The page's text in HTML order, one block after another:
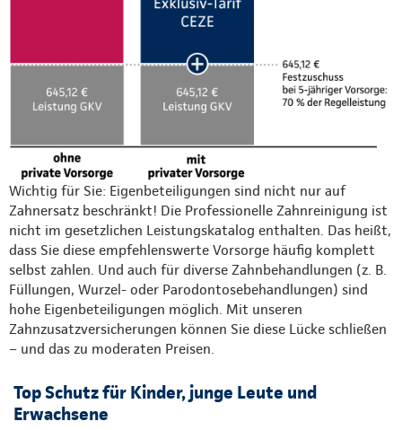
Wichtig für Sie: Eigenbeteiligungen sind nicht nur auf
Zahnersatz beschränkt! Die Professionelle Zahnreinigung ist
nicht im gesetzlichen Leistungskatalog enthalten. Das heißt,
dass Sie diese empfehlenswerte Vorsorge häufig komplett
selbst zahlen. Und auch für diverse Zahnbehandlungen (z. B.
Füllungen, Wurzel- oder Parodontosebehandlungen) sind
hohe Eigenbeteiligungen möglich. Mit unseren
Zahnzusatzversicherungen können Sie diese Lücke schließen
– und das zu moderaten Preisen.
Top Schutz für Kinder, junge Leute und
Erwachsene